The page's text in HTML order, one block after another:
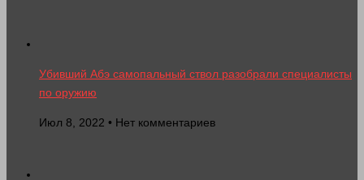
Убивший Абэ самопальный ствол разобрали специалисты
по оружию
Июл 8, 2022 • Нет комментариев